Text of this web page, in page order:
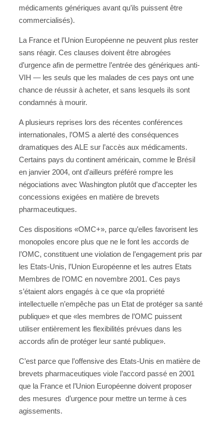
médicaments génériques avant qu’ils puissent être
commercialisés).
La France et l’Union Européenne ne peuvent plus rester
sans réagir. Ces clauses doivent être abrogées
d’urgence afin de permettre l’entrée des génériques anti-
VIH — les seuls que les malades de ces pays ont une
chance de réussir à acheter, et sans lesquels ils sont
condamnés à mourir.
A plusieurs reprises lors des récentes conférences
internationales, l’OMS a alerté des conséquences
dramatiques des ALE sur l’accès aux médicaments.
Certains pays du continent américain, comme le Brésil
en janvier 2004, ont d’ailleurs préféré rompre les
négociations avec Washington plutôt que d’accepter les
concessions exigées en matière de brevets
pharmaceutiques.
Ces dispositions «OMC+», parce qu’elles favorisent les
monopoles encore plus que ne le font les accords de
l’OMC, constituent une violation de l’engagement pris par
les Etats-Unis, l’Union Européenne et les autres Etats
Membres de l’OMC en novembre 2001. Ces pays
s’étaient alors engagés à ce que «la propriété
intellectuelle n’empêche pas un Etat de protéger sa santé
publique» et que «les membres de l’OMC puissent
utiliser entièrement les flexibilités prévues dans les
accords afin de protéger leur santé publique».
C’est parce que l’offensive des Etats-Unis en matière de
brevets pharmaceutiques viole l’accord passé en 2001
que la France et l’Union Européenne doivent proposer
des mesures d’urgence pour mettre un terme à ces
agissements.